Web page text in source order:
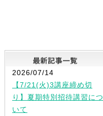
2026/07/14
【7/21(火)3講座締め切
り】夏期特別招待講習につ
いて